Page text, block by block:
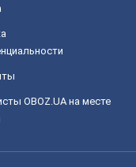
OBOZ.UA на месте